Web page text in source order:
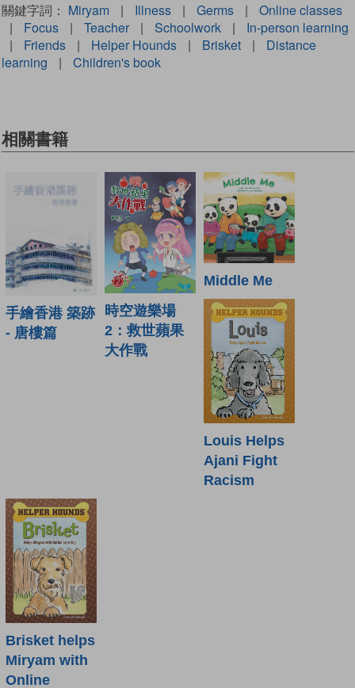
關鍵字詞： Miryam | Illness | Germs |
Online classes
|
Focus | Teacher | Schoolwork |
In-person learning
|
Friends | Helper Hounds | Brisket |
Distance
learning
| Children's book
相關書籍
手繪香港 築跡
- 唐樓篇
時空遊樂場
2：救世蘋果
大作戰
Middle Me
Louis Helps
Ajani Fight
Racism
Brisket helps
Miryam with
Online